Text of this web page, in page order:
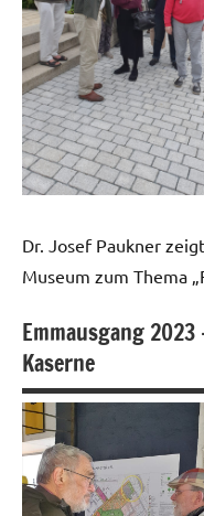
Dr. Josef Paukner
Museum zum Thema
Fotogalerie
Emmausgang
Kaserne